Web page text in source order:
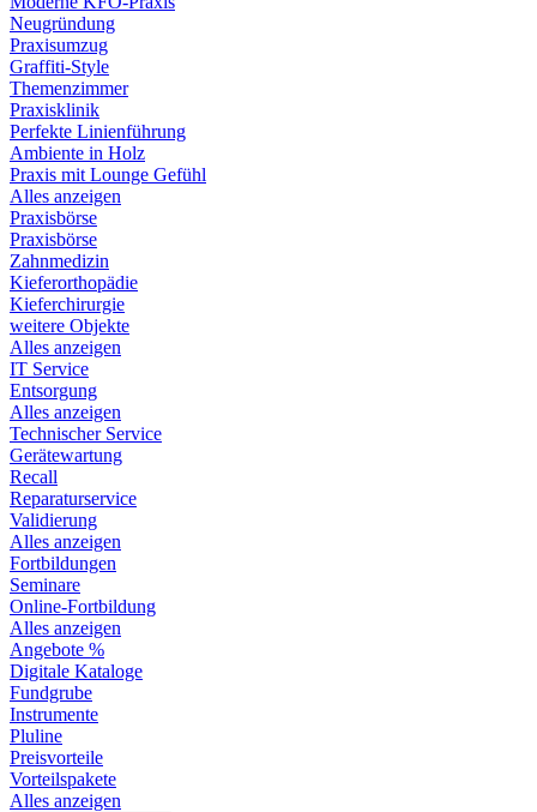
Neugründung
Praxisumzug
Graffiti-Style
Themenzimmer
Praxisklinik
Perfekte Linienführung
Ambiente in Holz
Praxis mit Lounge Gefühl
Alles anzeigen
Praxisbörse
Praxisbörse
Zahnmedizin
Kieferorthopädie
Kieferchirurgie
weitere Objekte
Alles anzeigen
IT Service
Entsorgung
Alles anzeigen
Technischer Service
Gerätewartung
Recall
Reparaturservice
Validierung
Alles anzeigen
Fortbildungen
Seminare
Online-Fortbildung
Alles anzeigen
Angebote %
Digitale Kataloge
Fundgrube
Instrumente
Pluline
Preisvorteile
Vorteilspakete
Alles anzeigen